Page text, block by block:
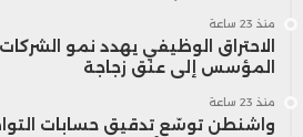
العملات الرقمية خلالمنذ 23 ساعة
الاحتراق الوظيفي يهدد نمو
المؤسس إلى عنق زجاجة
منذ 23 ساعة
واشنطن توسّع تدقيق حسابات